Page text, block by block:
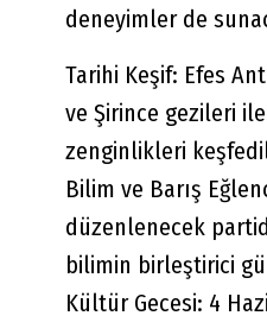
deneyimler de
Tarihi Keşif: Efes
ve Şirince gezileri
zenginlikleri
Bilim ve Barış
düzenlenecek
bilimin birleştirici
Kültür Gecesi: 4